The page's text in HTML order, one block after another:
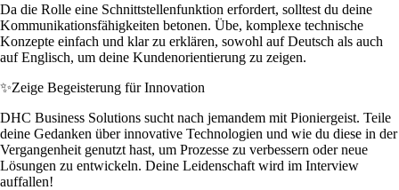
Da die Rolle eine Schnittstellenfunktion erfordert, solltest du deine
Kommunikationsfähigkeiten betonen. Übe, komplexe technische
Konzepte einfach und klar zu erklären, sowohl auf Deutsch als auch
auf Englisch, um deine Kundenorientierung zu zeigen.
✨Zeige Begeisterung für Innovation
DHC Business Solutions sucht nach jemandem mit Pioniergeist. Teile
deine Gedanken über innovative Technologien und wie du diese in der
Vergangenheit genutzt hast, um Prozesse zu verbessern oder neue
Lösungen zu entwickeln. Deine Leidenschaft wird im Interview
auffallen!